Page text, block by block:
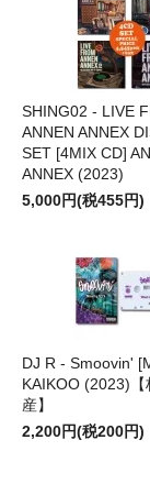
SHING02 - LIVE
ANNEN ANNEX
SET [4MIX CD]
ANNEX (2023)
5,000円(税455円)
DJ R - Smoovin'
KAIKOO (2023)【
産】
2,200円(税200円)